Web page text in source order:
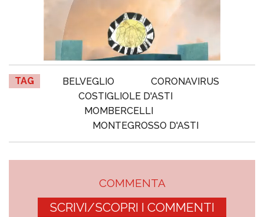
TAG BELVEGLIO
CORONAVIRUS
COSTIGLIOLE D'ASTI
MOMBERCELLI
MONTEGROSSO D'ASTI
COMMENTA
SCRIVI/SCOPRI I COMMENTI